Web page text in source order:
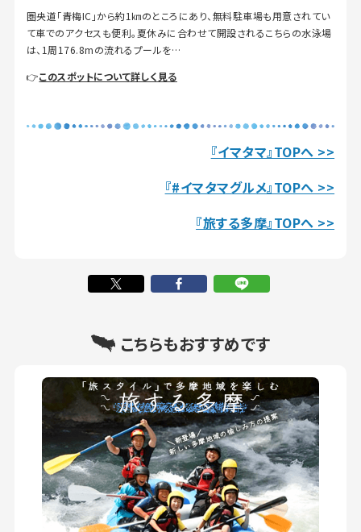
圏央道「青梅IC」から約1㎞のところにあり、無料駐車場も用意されてい
て車でのアクセスも便利。夏休みに合わせて開設されるこちらの水泳場
は、1周176.8mの流れるプールを…
👉このスポットについて詳しく見る
『イマタマ』TOPへ >>
『#イマタマグルメ』TOPへ >>
『旅する多摩』TOPへ >>
こちらもおすすめです